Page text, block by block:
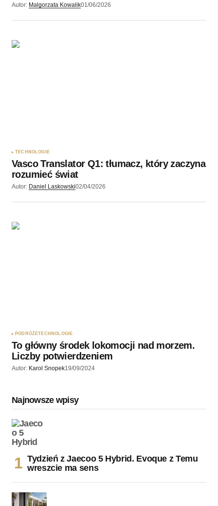
Autor: Malgorzata Kowalik01/06/2026
TECHNOLOGIE
Vasco Translator Q1: tłumacz, który zaczyna
rozumieć świat
Autor: Daniel Laskowski02/04/2026
PODRÓŻETECHNOLOGIE
To główny środek lokomocji nad morzem.
Liczby potwierdzeniem
Autor: Karol Snopek19/09/2024
Najnowsze wpisy
Tydzień z Jaecoo 5 Hybrid. Evoque z Temu
wreszcie ma sens